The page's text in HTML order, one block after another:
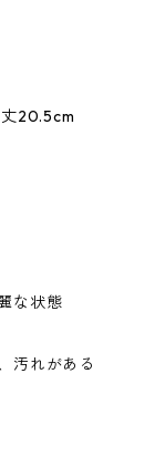
20.5cm
な状態
汚れがある